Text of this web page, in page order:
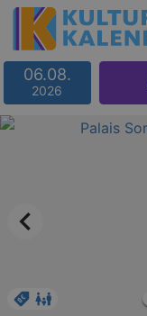
06.08.
2026